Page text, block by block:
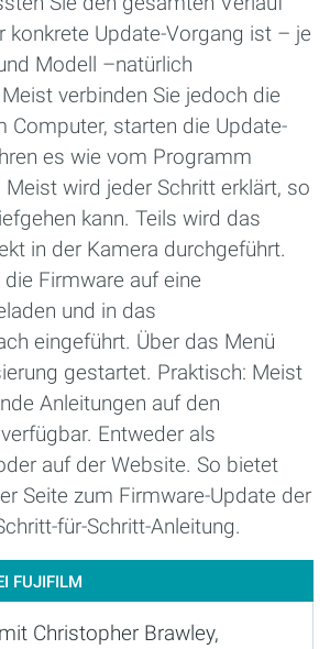
konkrete Update-Vorgang ist – je
Modell –natürlich
verbinden Sie jedoch die
Computer, starten die Update-
es wie vom Programm
wird jeder Schritt erklärt, so
kann. Teils wird das
in der Kamera durchgeführt.
Firmware auf eine
und in das
eingeführt. Über das Menü
gestartet. Praktisch: Meist
Anleitungen auf den
Entweder als
auf der Website. So bietet
Seite zum Firmware-Update der
für-Schritt-Anleitung.
FUJIFILM
Christopher Brawley,